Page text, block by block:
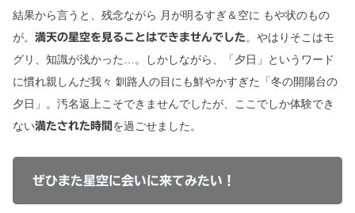
結果から言うと、残念ながら 月が明るすぎ＆空に もや状のもの
が。満天の星空を見ることはできませんでした 。やはりそこはモ
グリ、知識が浅かった…。しかしながら、「夕日」というワード
に慣れ親しんだ我々 釧路人の目にも鮮やかすぎた「冬の開陽台の
夕日」。汚名返上こそできませんでしたが、ここでしか体験でき
ない満たされた時間 を過ごせました。
ぜひまた星空に会いに来てみたい！